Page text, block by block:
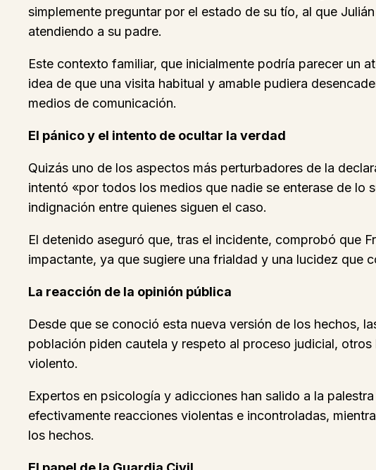
simplemente preguntar por el estado de su tío, al que
atendiendo a su padre.
Este contexto familiar, que inicialmente podría parecer un
idea de que una visita habitual y amable pudiera
medios de comunicación.
El pánico y el intento de ocultar la verdad
Quizás uno de los aspectos más perturbadores de la
intentó «por todos los medios que nadie se enterase de lo
indignación entre quienes siguen el caso.
El detenido aseguró que, tras el incidente, comprobó que
impactante, ya que sugiere una frialdad y una lucidez que
La reacción de la opinión pública
Desde que se conoció esta nueva versión de los hechos,
población piden cautela y respeto al proceso judicial,
violento.
Expertos en psicología y adicciones han salido a la
efectivamente reacciones violentas e incontroladas,
los hechos.